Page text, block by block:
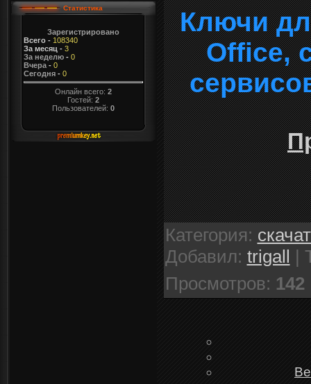
Статистика
Зарегистрировано
Всего- 108340
За месяц - 3
За неделю- 0
Вчера- 0
Сегодня- 0
Онлайн всего: 2
Гостей: 2
Пользователей: 0
Ключи
Office,
Категория:
Добавил: trigall |
Просмотров: 142